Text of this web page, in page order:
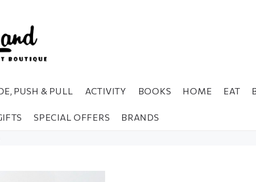
PUSH & PULL ACTIVITY BOOKS HOME EAT
SPECIAL OFFERS BRANDS